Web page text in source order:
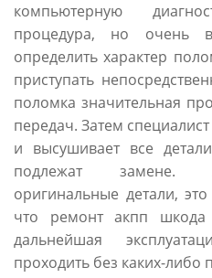
компьютерную
процедура, но очень
определить характер
приступать
поломка значительная
передач. Затем
и высушивает все
подлежат замене.
оригинальные детали,
что ремонт акпп шкода
дальнейшая
проходить без каких-либо